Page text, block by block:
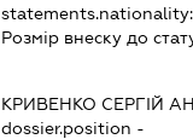
statements.nationality:
Розмір внеску до
КРИВЕНКО СЕРГІЙ
dossier.position -